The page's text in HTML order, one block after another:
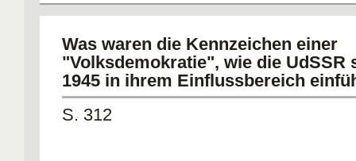
Was waren die Kennzeichen einer
"Volksdemokratie", wie die UdSSR
1945 in ihrem Einflussbereich
S. 312